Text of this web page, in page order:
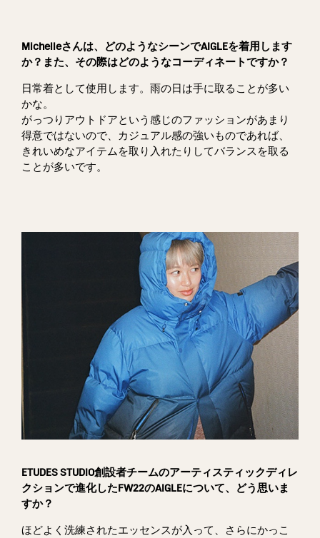
Michelleさんは、どのようなシーンでAIGLEを着用します
か？また、その際はどのようなコーディネートですか？
日常着として使用します。雨の日は手に取ることが多い
かな。
がっつりアウトドアという感じのファッションがあまり
得意ではないので、カジュアル感の強いものであれば、
きれいめなアイテムを取り入れたりしてバランスを取る
ことが多いです。
ETUDES STUDIO創設者チームのアーティスティックディレ
クションで進化したFW22のAIGLEについて、どう思いま
すか？
ほどよく洗練されたエッセンスが入って、さらにかっこ